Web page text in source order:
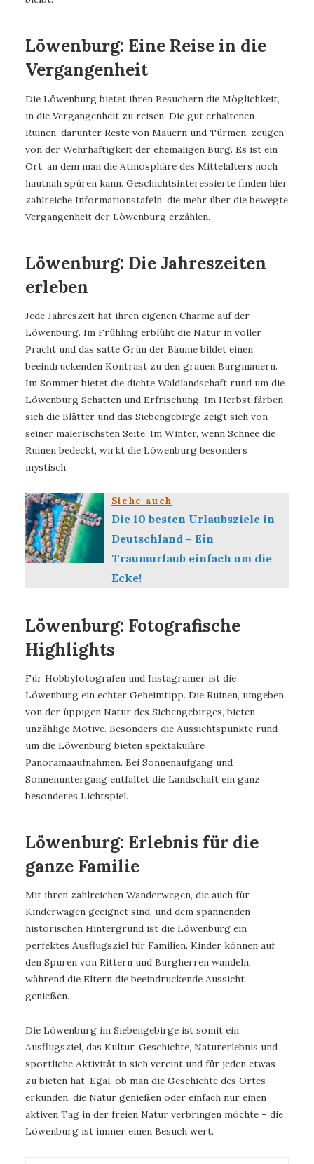
Löwenburg: Eine Reise in die
Vergangenheit
Die Löwenburg bietet ihren Besuchern die Möglichkeit,
in die Vergangenheit zu reisen. Die gut erhaltenen
Ruinen, darunter Reste von Mauern und Türmen, zeugen
von der Wehrhaftigkeit der ehemaligen Burg. Es ist ein
Ort, an dem man die Atmosphäre des Mittelalters noch
hautnah spüren kann. Geschichtsinteressierte finden hier
zahlreiche Informationstafeln, die mehr über die bewegte
Vergangenheit der Löwenburg erzählen.
Löwenburg: Die Jahreszeiten
erleben
Jede Jahreszeit hat ihren eigenen Charme auf der
Löwenburg. Im Frühling erblüht die Natur in voller
Pracht und das satte Grün der Bäume bildet einen
beeindruckenden Kontrast zu den grauen Burgmauern.
Im Sommer bietet die dichte Waldlandschaft rund um die
Löwenburg Schatten und Erfrischung. Im Herbst färben
sich die Blätter und das Siebengebirge zeigt sich von
seiner malerischsten Seite. Im Winter, wenn Schnee die
Ruinen bedeckt, wirkt die Löwenburg besonders
mystisch.
Siehe auch
Die 10 besten Urlaubsziele in
Deutschland – Ein
Traumurlaub einfach um die
Ecke!
Löwenburg: Fotografische
Highlights
Für Hobbyfotografen und Instagramer ist die
Löwenburg ein echter Geheimtipp. Die Ruinen, umgeben
von der üppigen Natur des Siebengebirges, bieten
unzählige Motive. Besonders die Aussichtspunkte rund
um die Löwenburg bieten spektakuläre
Panoramaaufnahmen. Bei Sonnenaufgang und
Sonnenuntergang entfaltet die Landschaft ein ganz
besonderes Lichtspiel.
Löwenburg: Erlebnis für die
ganze Familie
Mit ihren zahlreichen Wanderwegen, die auch für
Kinderwagen geeignet sind, und dem spannenden
historischen Hintergrund ist die Löwenburg ein
perfektes Ausflugsziel für Familien. Kinder können auf
den Spuren von Rittern und Burgherren wandeln,
während die Eltern die beeindruckende Aussicht
genießen.
Die Löwenburg im Siebengebirge ist somit ein
Ausflugsziel, das Kultur, Geschichte, Naturerlebnis und
sportliche Aktivität in sich vereint und für jeden etwas
zu bieten hat. Egal, ob man die Geschichte des Ortes
erkunden, die Natur genießen oder einfach nur einen
aktiven Tag in der freien Natur verbringen möchte – die
Löwenburg ist immer einen Besuch wert.